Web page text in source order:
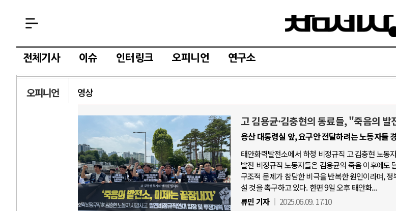
전체기사 이슈 인터링크 오피니언 연구소
오피니언 영상
고 김용균·김충현의 동료들, "죽음의
용산 대통령실 앞, 요구안 전달하려는 노동자들
태안화력발전소에서 하청 비정규직 고 김충현 노동
발전 비정규직 노동자들은 김용균의 죽음 이후에도
구조적 문제가 참담한 비극을 반복한 원인이라며,
설 것을 촉구하고 있다. 한편 9일 오후 태안화...
류민 기자
2025.06.09. 17:10
중국 AI, 저가 공세로 글로벌 토큰 시..
AI 국부펀드 구상 놓고 미국 진보진영 ..
AI 데이터센터 반대 투쟁은 새로운 글로..
AI의 숨은 환경 비용: 데이터센터 확산..
러시아-우크라이나 전쟁
전쟁의 추상화: 우크라이나, 대리전의 역..
EU·우크라이나 드론 협력 직후, 러시아..
나토, 우크라 군사지원 2027년까지 공..
우크라이나, 덴마크, 에스토니아, 네덜란..
중동
호르무즈 갈등
호르무즈 해협
이란, 호르무즈